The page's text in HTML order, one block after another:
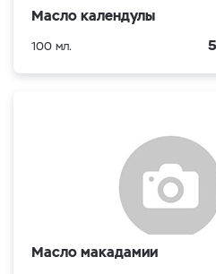
Масло календулы
100 мл.
Масло макадамии